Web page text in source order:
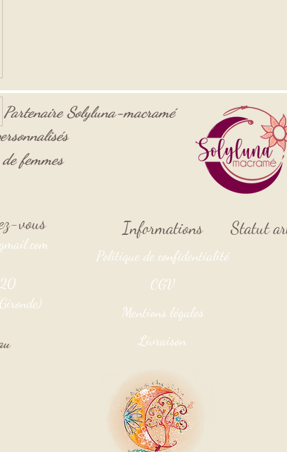
PartenaireSolyluna-macramé
femmes
Statut
vous Informations
Politique de confidentialité
CGV
Mentions légales
Livraison